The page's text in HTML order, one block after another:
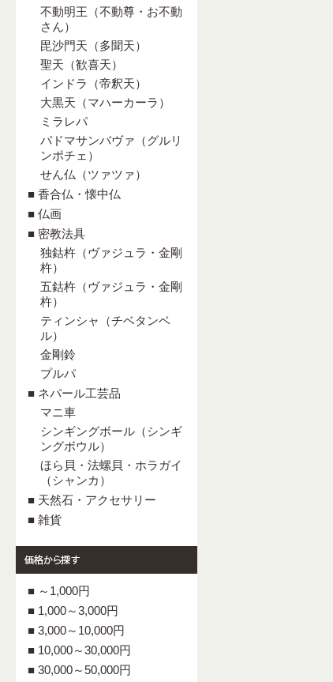
不動明王（不動尊・お不動
さん）
毘沙門天（多聞天）
聖天（歓喜天）
インドラ（帝釈天）
大黒天（マハーカーラ）
ミラレパ
パドマサンバヴァ（グルリ
ンポチェ）
せん仏（ツァツァ）
■ 香合仏・懐中仏
■ 仏画
■ 密教法具
独鈷杵（ヴァジュラ・金剛
杵）
五鈷杵（ヴァジュラ・金剛
杵）
ティンシャ（チベタンベ
ル）
金剛鈴
プルパ
■ ネパール工芸品
マニ車
シンギングボール（シンギ
ングボウル）
ほら貝・法螺貝・ホラガイ
（シャンカ）
■ 天然石・アクセサリー
■ 雑貨
■ ～1,000円
■ 1,000～3,000円
■ 3,000～10,000円
■ 10,000～30,000円
■ 30,000～50,000円